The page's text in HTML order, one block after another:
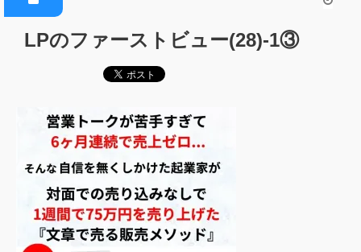
LPのファーストビュー(28)-1③